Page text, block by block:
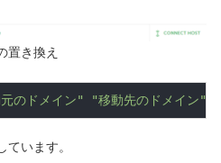
置き換え
のドメイン" "移動先のドメイン"
います。